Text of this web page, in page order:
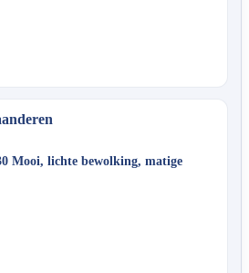
Mooi, lichte bewolking, matige